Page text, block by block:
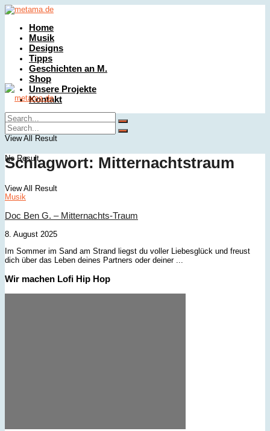
Home
Musik
Designs
Tipps
Geschichten an M.
Shop
Unsere Projekte
Kontakt
No Result
View All Result
No Result
View All Result
Schlagwort: Mitternachtstraum
Musik
Doc Ben G. – Mitternachts-Traum
8. August 2025
Im Sommer im Sand am Strand liegst du voller Liebesglück und freust
dich über das Leben deines Partners oder deiner ...
Wir machen Lofi Hip Hop